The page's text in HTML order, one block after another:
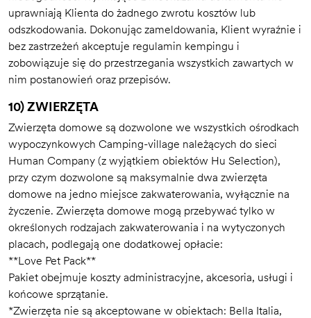
uprawniają Klienta do żadnego zwrotu kosztów lub
odszkodowania. Dokonując zameldowania, Klient wyraźnie i
bez zastrzeżeń akceptuje regulamin kempingu i
zobowiązuje się do przestrzegania wszystkich zawartych w
nim postanowień oraz przepisów.
10) ZWIERZĘTA
Zwierzęta domowe są dozwolone we wszystkich ośrodkach
wypoczynkowych Camping-village należących do sieci
Human Company (z wyjątkiem obiektów Hu Selection),
przy czym dozwolone są maksymalnie dwa zwierzęta
domowe na jedno miejsce zakwaterowania, wyłącznie na
życzenie. Zwierzęta domowe mogą przebywać tylko w
określonych rodzajach zakwaterowania i na wytyczonych
placach, podlegają one dodatkowej opłacie:
**Love Pet Pack**
Pakiet obejmuje koszty administracyjne, akcesoria, usługi i
końcowe sprzątanie.
*Zwierzęta nie są akceptowane w obiektach: Bella Italia,